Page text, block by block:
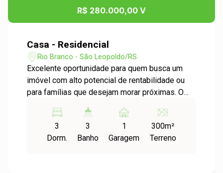
R$ 280.000,00 V
Casa - Residencial
Rio Branco - São Leopoldo/RS
Excelente oportunidade para quem busca um
imóvel com alto potencial de rentabilidade ou
para famílias que desejam morar próximas. O
mesmo pátio, oferecendo versatilidade para
moradia própria, geração de renda com locação
ou investimento. Uma oportunidade para quem
3
Dorm.
3
Banho
1
Garagem
300m²
Terreno